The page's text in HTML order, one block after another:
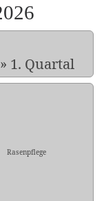
» 1. Quartal
Rasenpflege